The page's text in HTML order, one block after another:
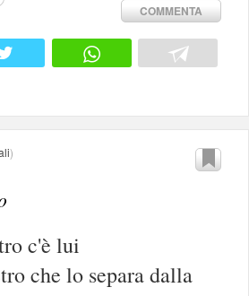
COMMENTA
)
c'è lui
che lo separa dalla